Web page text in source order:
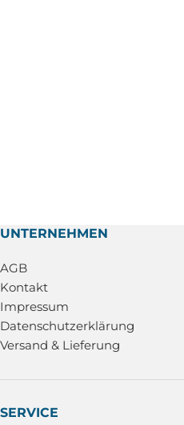
UNTERNEHMEN
AGB
Kontakt
Impressum
Datenschutzerklärung
Versand & Lieferung
SERVICE